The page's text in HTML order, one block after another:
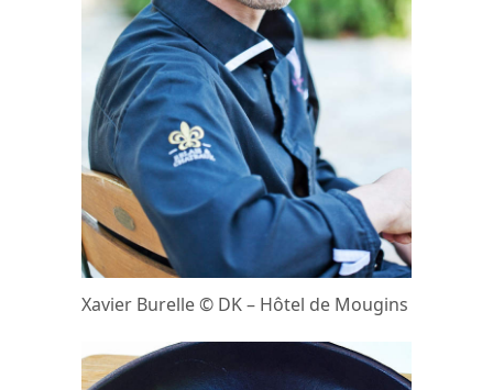
Xavier Burelle © DK – Hôtel de Mougins